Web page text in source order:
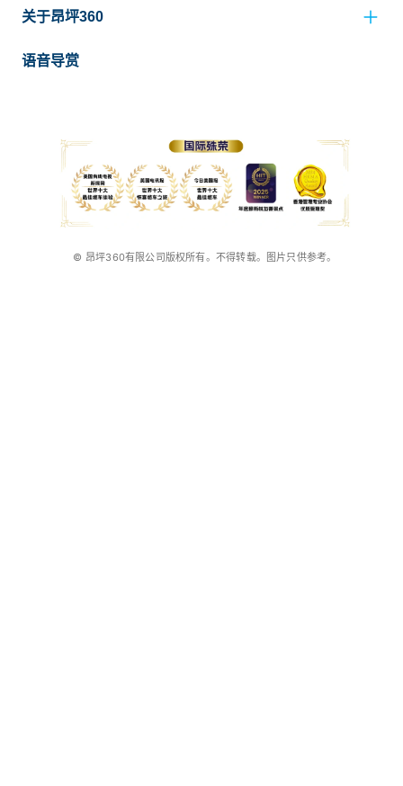
关于昂坪360
语音导赏
© 昂坪360有限公司版权所有。不得转载。图片只供参考。